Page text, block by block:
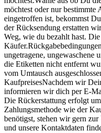
möchtest oder nur bestimmte
eingetroffen ist, bekommst
der Rücksendung erstatten
Weg, wie du bezahlt hast.
ungetragene, ungewaschene
die Etiketten nicht entfernt
vom Umtausch
KaufpreisesNachdem wir
informieren wir dich per E-
Die Rückerstattung erfolgt
Zahlungsmethode wie der
benötigst, stehen wir gern
und unsere Kontaktdaten